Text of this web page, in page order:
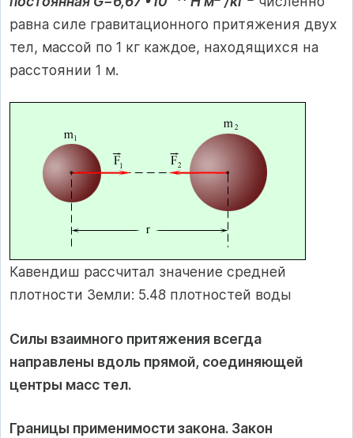
равна силе гравитационного притяжения двух
тел, массой по 1 кг каждое, находящихся на
расстоянии 1 м.
Кавендиш рассчитал значение средней
плотности Земли: 5.48 плотностей воды
Силы взаимного притяжения всегда
направлены вдоль прямой, соединяющей
центры масс тел.
Границы применимости закона. Закон